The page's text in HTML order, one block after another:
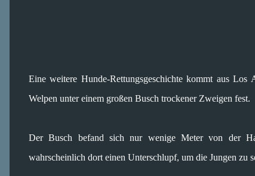
Eine weitere Hunde-Rettungsgeschichte kommt aus Los
Welpen unter einem großen Busch trockener Zweigen fest.
Der Busch befand sich nur wenige Meter von der
wahrscheinlich dort einen Unterschlupf, um die Jungen zu